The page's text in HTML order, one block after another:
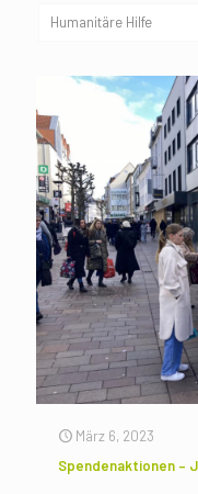
Humanitäre Hilfe
März 6, 2023
Spendenaktionen –